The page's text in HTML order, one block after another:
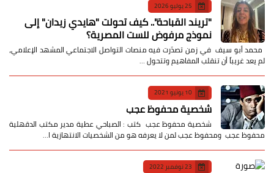
25 يوليو 2026
​"تريند القباحة".. كيف تحولت "هايدي زيدان" إلى
نموذج مرفوض للست المصرية؟
​ محمد أبو سيف ​في زمن تصدّرت فيه منصات التواصل الاجتماعي المشهد الإعلامي،
لم يعد غريباً أن تنقلب المفاهيم وتتحول …
10 يونيو 2021
شخصية محفوظ عجب
شخصية محفوظ عجب كتب : الصباحي عطية مدير مكتب الدقهلية
محفوظ عجب ومحفوظ عجب لمن لا يعرفه هو من الشخصيات الانتهازية ا…
23 نوفمبر 2022